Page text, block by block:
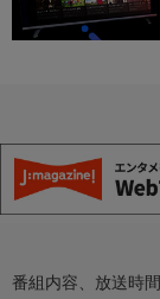
番組内容、放送時